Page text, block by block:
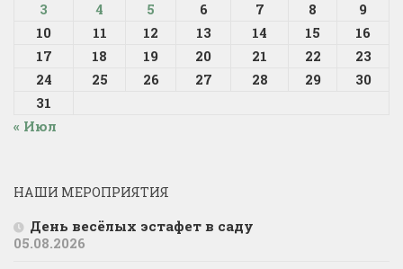
3
4 5 6 7 8
9
10
11 12 13 14 15
16
17
18 19 20 21 22
23
24
25 26 27 28 29
30
31
« Июл
НАШИ МЕРОПРИЯТИЯ
День весёлых эстафет в саду
05.08.2026